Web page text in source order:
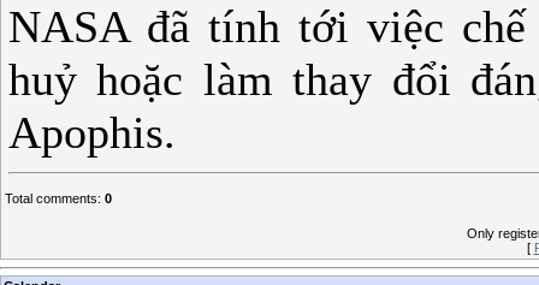
NASA đã tính tới việc
huỷ hoặc làm thay đổi
Apophis.
Total comments: 0
Only
[